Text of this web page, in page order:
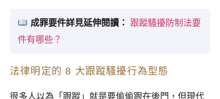
成罪要件詳見延伸閱讀： 跟蹤騷擾防制法要
件有哪些？
法律明定的 8 大跟蹤騷擾行為型態
很多人以為「跟蹤」就是要偷偷跟在後門，但現代